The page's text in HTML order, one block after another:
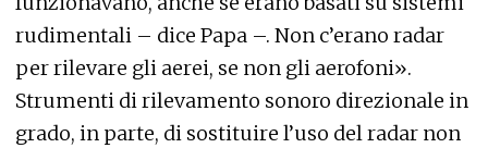
rudimentali – dice Papa –. Non c’erano radar
per rilevare gli aerei, se non gli aerofoni».
Strumenti di rilevamento sonoro direzionale in
grado, in parte, di sostituire l’uso del radar non